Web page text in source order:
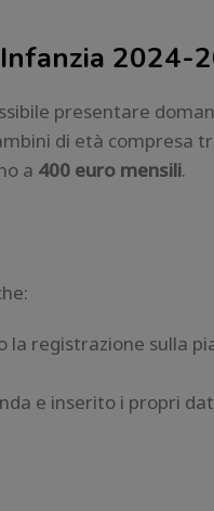
2024-
presentare
di età compresa
a 400 euro mensili.
registrazione sulla
e inserito i propri